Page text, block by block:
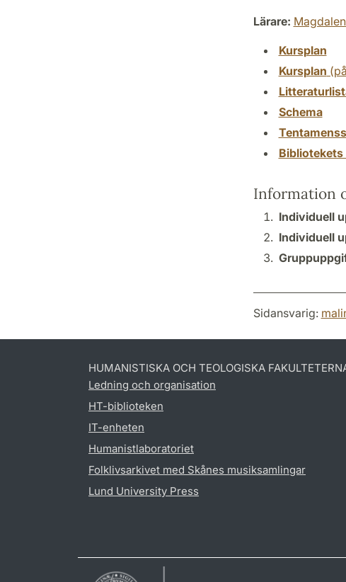
Lärare:
Kursplan
Kursplan
Schema
Information
Individuell
Individuell
Sidansvarig:
HUMANISTISKA OCH TEOLOGISKA
Ledning och organisation
HT-biblioteken
IT-enheten
Humanistlaboratoriet
Folklivsarkivet med Skånes musiksamlingar
Lund University Press